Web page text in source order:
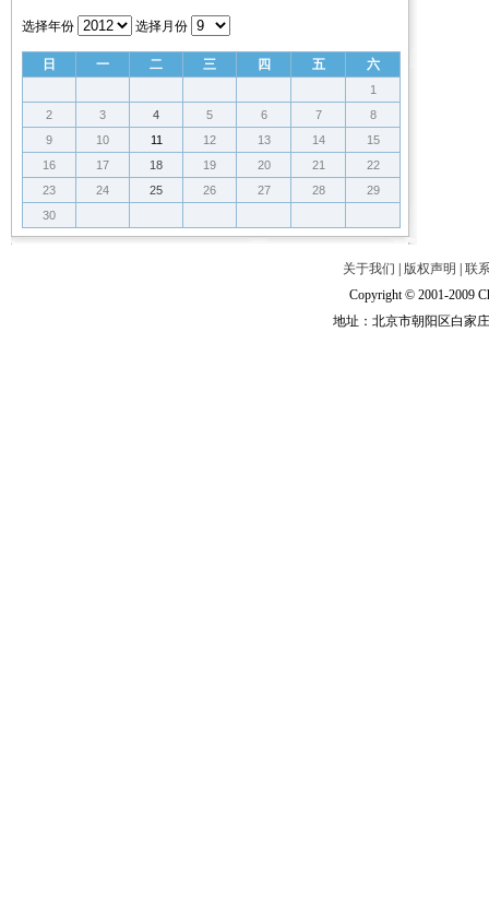
选择年份 选择月份
日 一 二 三 四 五 六
1
2
3 4 5 6 7
8
9
10 11 12 13 14
15
16
17 18 19 20 21
22
23
24 25 26 27 28
29
30
关于我们 版权声明
联
Copyright © 2001-2009
地址：北京市朝阳区白家